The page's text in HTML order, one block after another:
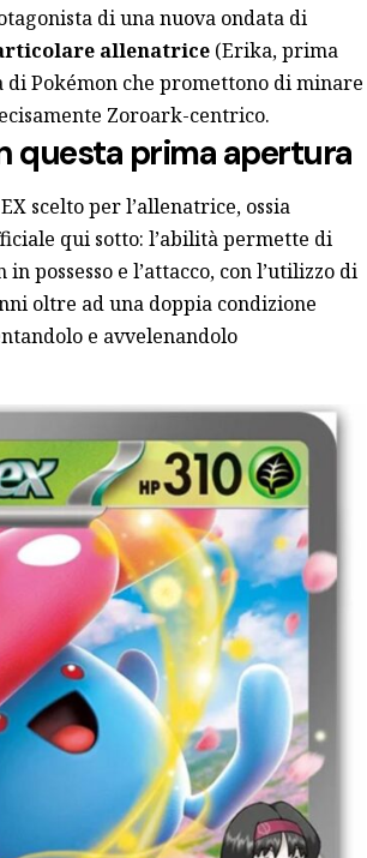
di una nuova ondata di
allenatrice(Erika, prima
Pokémon che promettono di minare
Zoroark-centrico.
questa prima apertura
scelto per l’allenatrice, ossia
qui sotto: l’abilità permette di
possesso e l’attacco, con l’utilizzo di
oltre ad una doppia condizione
e avvelenandolo